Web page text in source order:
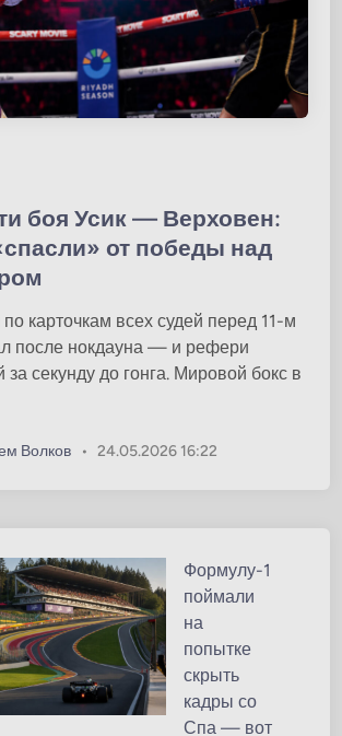
боя Усик — Верховен:
от победы над
карточкам всех судей перед 11-м
после нокдауна — и рефери
за секунду до гонга. Мировой бокс в
Волков • 24.05.2026 16:22
Формулу-1
поймали
на
попытке
скрыть
кадры со
Спа — вот